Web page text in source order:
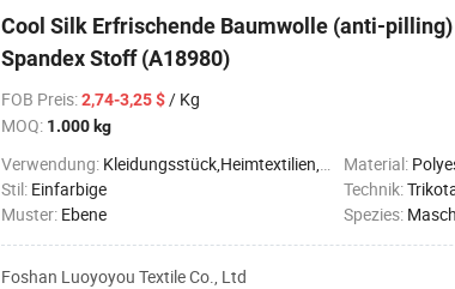
Cool Silk Erfrischende Baumwolle (anti-pilling)
Spandex Stoff (A18980)
FOB Preis:2,74-3,25 $/ Kg
MOQ: 1.000 kg
Verwendung: Kleidungsstück,Heimtextilien,Dekoration Material:
Stil: Einfarbige Technik:
Muster: Ebene Spezies:
Foshan Luoyoyou Textile Co., Ltd